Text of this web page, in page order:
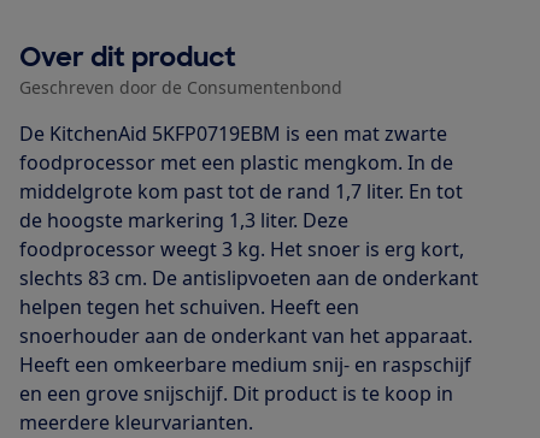
Over dit product
Geschreven door de Consumentenbond
De KitchenAid 5KFP0719EBM is een mat zwarte
foodprocessor met een plastic mengkom. In de
middelgrote kom past tot de rand 1,7 liter. En tot
de hoogste markering 1,3 liter. Deze
foodprocessor weegt 3 kg. Het snoer is erg kort,
slechts 83 cm. De antislipvoeten aan de onderkant
helpen tegen het schuiven. Heeft een
snoerhouder aan de onderkant van het apparaat.
Heeft een omkeerbare medium snij- en raspschijf
en een grove snijschijf. Dit product is te koop in
meerdere kleurvarianten.